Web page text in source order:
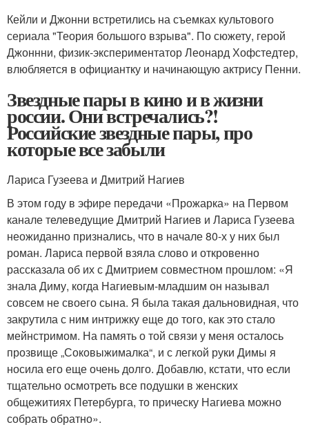
Кейли и Джонни встретились на съемках культового
сериала "Теория большого взрыва". По сюжету, герой
Джоннни, физик-экспериментатор Леонард Хофстедтер,
влюбляется в официантку и начинающую актрису Пенни.
Звездные пары в кино и в жизни
россии. Они встречались?!
Российские звездные пары, про
которые все забыли
Лариса Гузеева и Дмитрий Нагиев
В этом году в эфире передачи «Прожарка» на Первом
канале телеведущие Дмитрий Нагиев и Лариса Гузеева
неожиданно признались, что в начале 80-х у них был
роман. Лариса первой взяла слово и откровенно
рассказала об их с Дмитрием совместном прошлом: «Я
знала Диму, когда Нагиевым-младшим он называл
совсем не своего сына. Я была такая дальновидная, что
закрутила с ним интрижку еще до того, как это стало
мейнстримом. На память о той связи у меня осталось
прозвище „Соковыжималка“, и с легкой руки Димы я
носила его еще очень долго. Добавлю, кстати, что если
тщательно осмотреть все подушки в женских
общежитиях Петербурга, то прическу Нагиева можно
собрать обратно».